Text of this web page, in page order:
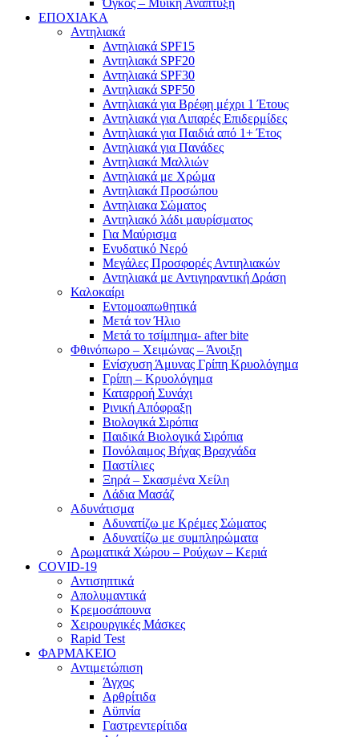
Όγκος – Μυϊκή Ανάπτυξη
ΕΠΟΧΙΑΚΑ
Αντηλιακά
Αντηλιακά SPF15
Αντηλιακά SPF20
Αντηλιακά SPF30
Αντηλιακά SPF50
Αντηλιακά για Βρέφη μέχρι 1 Έτους
Αντηλιακά για Λιπαρές Επιδερμίδες
Αντηλιακά για Παιδιά από 1+ Έτος
Αντηλιακά για Πανάδες
Αντηλιακά Μαλλιών
Αντηλιακά με Χρώμα
Αντηλιακά Προσώπου
Αντηλιακα Σώματος
Αντηλιακό λάδι μαυρίσματος
Για Μαύρισμα
Ενυδατικό Νερό
Μεγάλες Προσφορές Αντιηλιακών
Αντηλιακά με Αντιγηραντική Δράση
Καλοκαίρι
Εντομοαπωθητικά
Μετά τον Ήλιο
Μετά το τσίμπημα- after bite
Φθινόπωρο – Χειμώνας – Άνοιξη
Ενίσχυση Άμυνας Γρίπη Κρυολόγημα
Γρίπη – Κρυολόγημα
Καταρροή Συνάχι
Ρινική Απόφραξη
Βιολογικά Σιρόπια
Παιδικά Βιολογικά Σιρόπια
Πονόλαιμος Βήχας Βραχνάδα
Παστίλιες
Ξηρά – Σκασμένα Χείλη
Λάδια Μασάζ
Αδυνάτισμα
Αδυνατίζω με Κρέμες Σώματος
Αδυνατίζω με συμπληρώματα
Αρωματικά Χώρου – Ρούχων – Κεριά
COVID-19
Αντισηπτικά
Απολυμαντικά
Κρεμοσάπουνα
Χειρουργικές Μάσκες
Rapid Test
ΦΑΡΜΑΚΕΙΟ
Αντιμετώπιση
Άγχος
Αρθρίτιδα
Αϋπνία
Γαστρεντερίτιδα